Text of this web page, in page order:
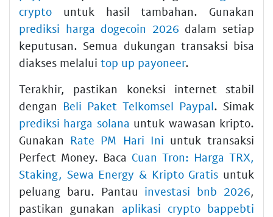
crypto untuk hasil tambahan. Gunakan
prediksi harga dogecoin 2026 dalam setiap
keputusan. Semua dukungan transaksi bisa
diakses melalui top up payoneer.
Terakhir, pastikan koneksi internet stabil
dengan Beli Paket Telkomsel Paypal. Simak
prediksi harga solana untuk wawasan kripto.
Gunakan Rate PM Hari Ini untuk transaksi
Perfect Money. Baca Cuan Tron: Harga TRX,
Staking, Sewa Energy & Kripto Gratis untuk
peluang baru. Pantau investasi bnb 2026,
pastikan gunakan aplikasi crypto bappebti